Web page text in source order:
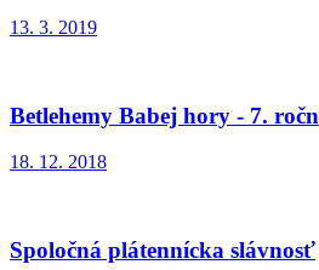
13. 3. 2019
Betlehemy Babej hory - 7.
18. 12. 2018
Spoločná plátennícka slávnosť